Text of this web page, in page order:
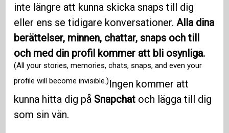
inte längre att kunna skicka snaps till dig
eller ens se tidigare konversationer. Alla dina
berättelser, minnen, chattar, snaps och till
och med din profil kommer att bli osynliga.
(All your stories, memories, chats, snaps, and even your
profile will become invisible.)Ingen kommer att
kunna hitta dig på Snapchat och lägga till dig
som sin vän.